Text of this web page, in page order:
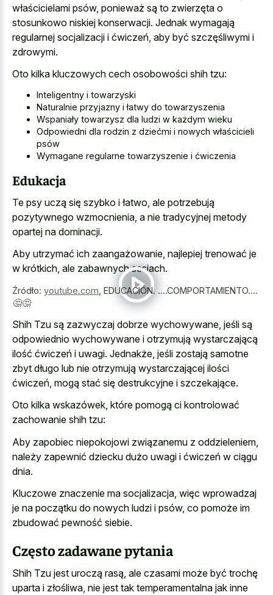
właścicielami psów, ponieważ są to zwierzęta o
stosunkowo niskiej konserwacji. Jednak wymagają
regularnej socjalizacji i ćwiczeń, aby być szczęśliwymi i
zdrowymi.
Oto kilka kluczowych cech osobowości shih tzu:
Inteligentny i towarzyski
Naturalnie przyjazny i łatwy do towarzyszenia
Wspaniały towarzysz dla ludzi w każdym wieku
Odpowiedni dla rodzin z dziećmi i nowych właścicieli
psów
Wymagane regularne towarzyszenie i ćwiczenia
Edukacja
Te psy uczą się szybko i łatwo, ale potrzebują
pozytywnego wzmocnienia, a nie tradycyjnej metody
opartej na dominacji.
Aby utrzymać ich zaangażowanie, najlepiej trenować je
w krótkich, ale zabawnych sesjach.
Źródło: youtube.com EDUCACIÓN. ....COMPORTAMIENTO....
🤔🤔
Shih Tzu są zazwyczaj dobrze wychowywane, jeśli są
odpowiednio wychowywane i otrzymują wystarczającą
ilość ćwiczeń i uwagi. Jednakże, jeśli zostają samotne
zbyt długo lub nie otrzymują wystarczającej ilości
ćwiczeń, mogą stać się destrukcyjne i szczekające.
Oto kilka wskazówek, które pomogą ci kontrolować
zachowanie shih tzu:
Aby zapobiec niepokojowi związanemu z oddzieleniem,
należy zapewnić dziecku dużo uwagi i ćwiczeń w ciągu
dnia.
Kluczowe znaczenie ma socjalizacja, więc wprowadzaj
je na początku do nowych ludzi i psów, co pomoże im
zbudować pewność siebie.
Często zadawane pytania
Shih Tzu jest uroczą rasą, ale czasami może być trochę
uparta i złośliwa, nie jest tak temperamentalna jak inne